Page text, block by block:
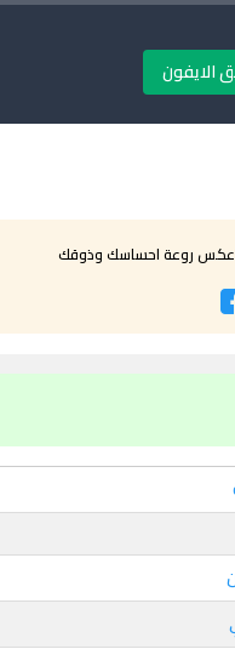
الايفون
واعكس روعة احساسك وذوقك